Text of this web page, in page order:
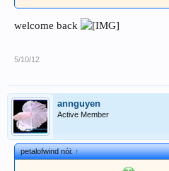
welcome back
5/10/12
annguyen
Active Member
petalofwind nói:↑